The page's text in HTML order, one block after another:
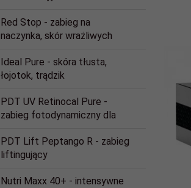
Red Stop - zabieg na
naczynka, skór wrażliwych
Ideal Pure - skóra tłusta,
łojotok, trądzik
PDT UV Retinocal Pure -
zabieg fotodynamiczny dla
PDT Lift Peptango R - zabieg
liftingujący
Nutri Maxx 40+ - intensywne